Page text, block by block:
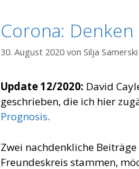
Corona:
30. August 2020 von Silja Samerski
Update 12/2020: David
geschrieben, die ich hier
Prognosis.
Zwei nachdenkliche
Freundeskreis stammen,